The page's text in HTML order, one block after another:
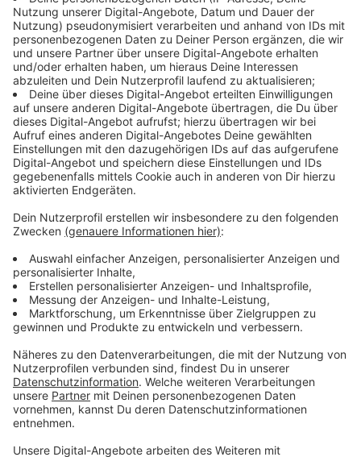
An der Xantener Südsee wird am Pfingstwochenende
Fischmarkt gefeiert. 65 Aussteller haben sich für
Sonntag und Montag angekündigt. Rund 300 Meter
lang ist die Genuss- und Shoppingmeile direkt am
Wasser. Mit dabei ist viel Gastro und Kunsthandwerk.
Für Live-Musik sorgt etwa die holländische
Joekskapelle „Flabbedeius“. Kulinarisch gibt es z.B.
maritime Klassiker wie Backfisch und Kibbelingen,
außerdem portugiesische Empanadas oder
Flammlachs. Der Xantener Fischmarkt öffnet am
Sonntag (24.5.) und Montag (25.5.) jeweils von 11 bis
18 Uhr, der Eintritt ist frei.
Anzeige
Kundgebungen zum Geburtstag des
Grundgesetzes
Anzeige
Der Kreis Wesel setzt am Samstag (23.5.) ein Zeichen
für Demokratie. Dann wird der Geburtstag unseres